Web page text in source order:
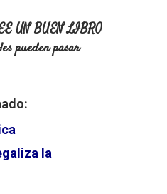
UN BUEN LIBRO
pueden pasar
la